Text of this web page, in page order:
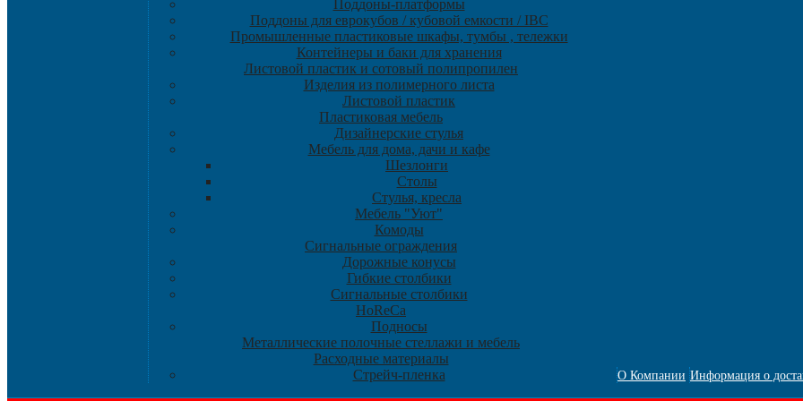
Поддоны-платформы
Поддоны для еврокубов / кубовой емкости / IBC
Промышленные пластиковые шкафы, тумбы , тележки
Контейнеры и баки для хранения
Листовой пластик и сотовый полипропилен
Изделия из полимерного листа
Листовой пластик
Пластиковая мебель
Дизайнерские стулья
Мебель для дома, дачи и кафе
Шезлонги
Столы
Стулья, кресла
Мебель "Уют"
Комоды
Сигнальные ограждения
Дорожные конусы
Гибкие столбики
Сигнальные столбики
HoReCa
Подносы
Металлические полочные стеллажи и мебель
Расходные материалы
Стрейч-пленка
О Компании Информация о